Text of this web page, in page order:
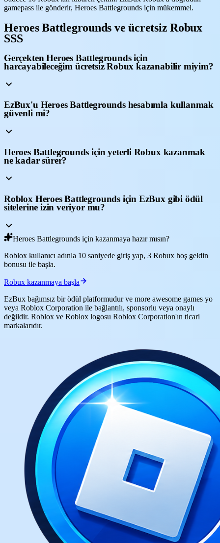
gamepass ile gönderir, Heroes Battlegrounds için mükemmel.
Heroes Battlegrounds ve ücretsiz Robux
SSS
Gerçekten Heroes Battlegrounds için
harcayabileceğim ücretsiz Robux kazanabilir miyim?
EzBux'u Heroes Battlegrounds hesabımla kullanmak
güvenli mi?
Heroes Battlegrounds için yeterli Robux kazanmak
ne kadar sürer?
Roblox Heroes Battlegrounds için EzBux gibi ödül
sitelerine izin veriyor mu?
Heroes Battlegrounds için kazanmaya hazır mısın?
Roblox kullanıcı adınla 10 saniyede giriş yap, 3 Robux hoş geldin
bonusu ile başla.
Robux kazanmaya başla
EzBux bağımsız bir ödül platformudur ve more awesome games yo
veya Roblox Corporation ile bağlantılı, sponsorlu veya onaylı
değildir. Roblox ve Roblox logosu Roblox Corporation'ın ticari
markalarıdır.